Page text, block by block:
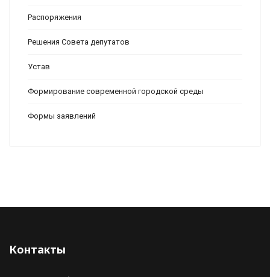
Распоряжения
Решения Совета депутатов
Устав
Формирование современной городской среды
Формы заявлений
Контакты